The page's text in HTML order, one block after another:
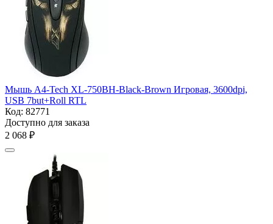
Мышь A4-Tech XL-750BH-Black-Brown Игровая, 3600dpi,
USB 7but+Roll RTL
Код: 82771
Доступно для заказа
2 068 ₽